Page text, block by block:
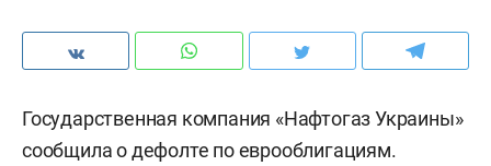
Государственная компания «Нафтогаз Украины»
сообщила о дефолте по еврооблигациям.